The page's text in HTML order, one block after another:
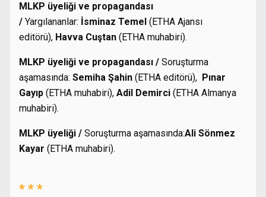
MLKP üyeliği ve propagandası
/ Yargılananlar: İsminaz Temel (ETHA Ajansı
editörü), Havva Cuştan (ETHA muhabiri).
MLKP üyeliği ve propagandası / Soruşturma
aşamasında: Semiha Şahin (ETHA editörü), Pınar
Gayıp (ETHA muhabiri), Adil Demirci (ETHA Almanya
muhabiri).
MLKP üyeliği / Soruşturma aşamasında:Ali Sönmez
Kayar (ETHA muhabiri).
* * *